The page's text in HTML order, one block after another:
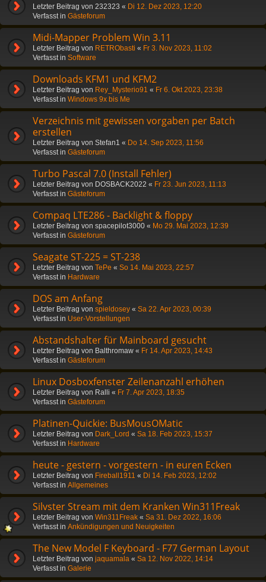
Letzter Beitrag von 232323 « Di 12. Dez 2023, 12:20
Verfasst in Gästeforum
Midi-Mapper Problem Win 3.11
Letzter Beitrag von RETRObasti « Fr 3. Nov 2023, 11:02
Verfasst in Software
Downloads KFM1 und KFM2
Letzter Beitrag von Rey_Mysterio91 « Fr 6. Okt 2023, 23:38
Verfasst in Windows 9x bis Me
Verzeichnis mit gewissen vorgaben per Batch
erstellen
Letzter Beitrag von Stefan1 « Do 14. Sep 2023, 11:56
Verfasst in Gästeforum
Turbo Pascal 7.0 (Install Fehler)
Letzter Beitrag von DOSBACK2022 « Fr 23. Jun 2023, 11:13
Verfasst in Gästeforum
Compaq LTE286 - Backlight & floppy
Letzter Beitrag von spacepilot3000 « Mo 29. Mai 2023, 12:39
Verfasst in Gästeforum
Seagate ST-225 = ST-238
Letzter Beitrag von TePe « So 14. Mai 2023, 22:57
Verfasst in Hardware
DOS am Anfang
Letzter Beitrag von spieldosey « Sa 22. Apr 2023, 00:39
Verfasst in User-Vorstellungen
Abstandshalter für Mainboard gesucht
Letzter Beitrag von Balthromaw « Fr 14. Apr 2023, 14:43
Verfasst in Gästeforum
Linux Dosboxfenster Zeilenanzahl erhöhen
Letzter Beitrag von Ralli « Fr 7. Apr 2023, 18:35
Verfasst in Gästeforum
Platinen-Quickie: BusMousOMatic
Letzter Beitrag von Dark_Lord « Sa 18. Feb 2023, 15:37
Verfasst in Hardware
heute - gestern - vorgestern - in euren Ecken
Letzter Beitrag von Fireball1911 « Di 14. Feb 2023, 12:02
Verfasst in Allgemeines
Silvster Stream mit dem Kranken Win311Freak
Letzter Beitrag von Win311Freak « Sa 31. Dez 2022, 16:06
Verfasst in Ankündigungen und Neuigkeiten
The New Model F Keyboard - F77 German Layout
Letzter Beitrag von jaquamala « Sa 12. Nov 2022, 14:14
Verfasst in Galerie